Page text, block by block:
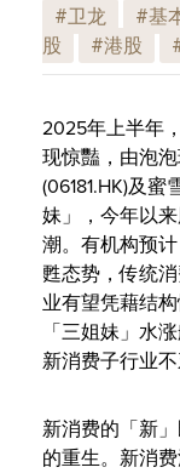
#卫龙 #基
股
#港股
2025年上半年
现惊豔，由泡
(06181.HK)及
妹」，今年以
潮。有机构预
甦态势，传统
业有望凭藉结
「三姐妹」水
新消费子行业不
新消费的「新
的重生。新消